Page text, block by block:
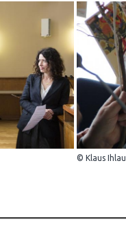
© Klaus Ihlau